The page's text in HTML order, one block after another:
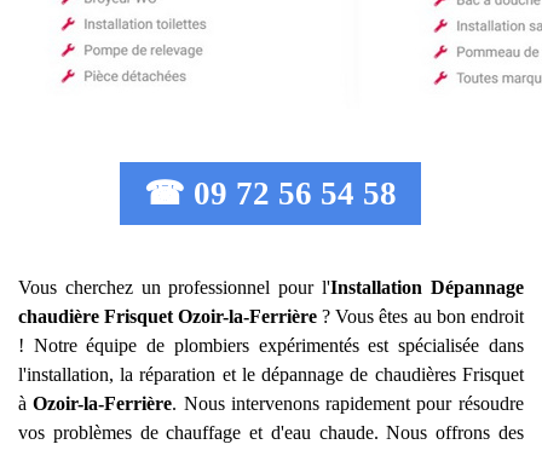
☎ 09 72 56 54 58
Vous cherchez un professionnel pour l'Installation Dépannage
chaudière Frisquet Ozoir-la-Ferrière ? Vous êtes au bon endroit
! Notre équipe de plombiers expérimentés est spécialisée dans
l'installation, la réparation et le dépannage de chaudières Frisquet
àOzoir-la-Ferrière. Nous intervenons rapidement pour résoudre
vos problèmes de chauffage et d'eau chaude. Nous offrons des